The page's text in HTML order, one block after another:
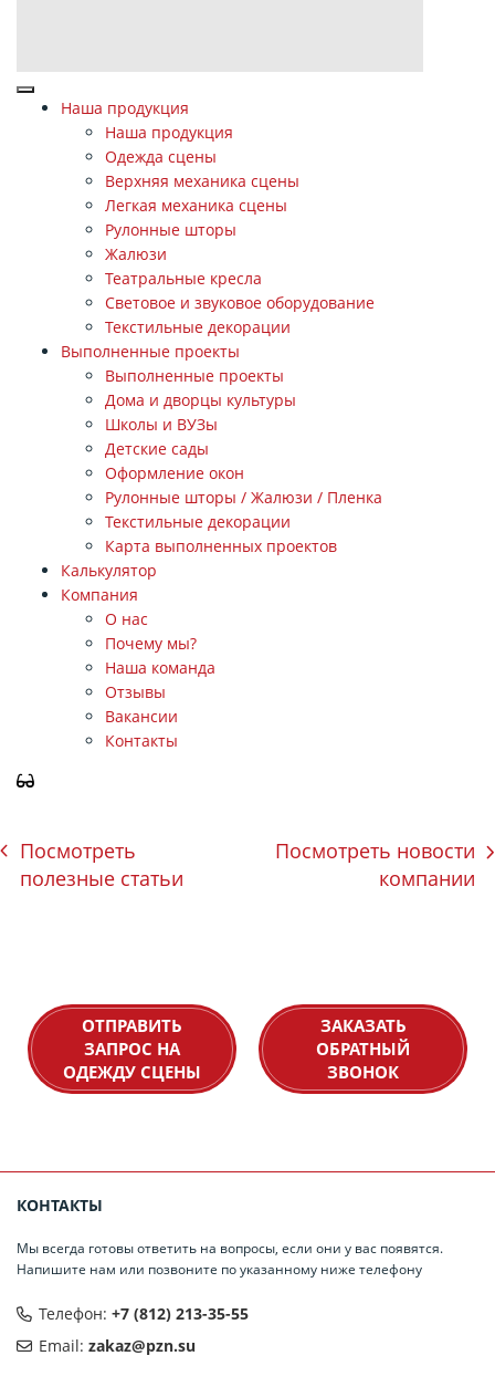
Наша продукция
Наша продукция
Одежда сцены
Верхняя механика сцены
Легкая механика сцены
Рулонные шторы
Жалюзи
Театральные кресла
Световое и звуковое оборудование
Текстильные декорации
Выполненные проекты
Выполненные проекты
Дома и дворцы культуры
Школы и ВУЗы
Детские сады
Оформление окон
Рулонные шторы / Жалюзи / Пленка
Текстильные декорации
Карта выполненных проектов
Калькулятор
Компания
О нас
Почему мы?
Наша команда
Отзывы
Вакансии
Контакты
Посмотреть
полезные статьи
Посмотреть новости
компании
ОТПРАВИТЬ
ЗАПРОС НА
ОДЕЖДУ СЦЕНЫ
ЗАКАЗАТЬ
ОБРАТНЫЙ
ЗВОНОК
КОНТАКТЫ
Мы всегда готовы ответить на вопросы, если они у вас появятся.
Напишите нам или позвоните по указанному ниже телефону
Телефон: +7 (812) 213-35-55
Email: zakaz@pzn.su